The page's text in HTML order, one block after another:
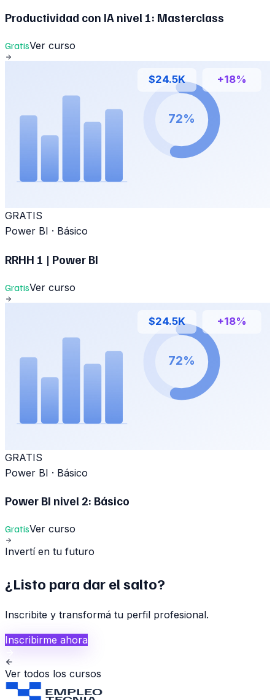
Productividad con IA nivel 1: Masterclass
GratisVer curso
72%
$24.5K +18%
GRATIS
Power BI · Básico
RRHH 1 | Power BI
GratisVer curso
72%
$24.5K +18%
GRATIS
Power BI · Básico
Power BI nivel 2: Básico
GratisVer curso
Invertí en tu futuro
¿Listo para dar el salto?
Inscribite y transformá tu perfil profesional.
Inscribirme ahora
Ver todos los cursos